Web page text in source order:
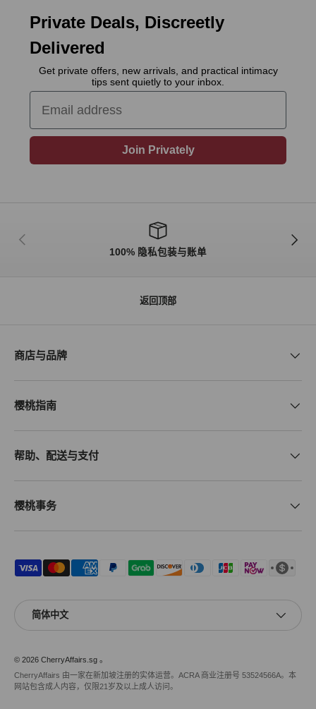
我们不建议从未知来源购买私密产品，因为质量、材料安全、真实
性和保修支持可能无法保证。
查看保修信息 →
联系我们 →
Private Deals, Discreetly
Delivered
Get private offers, new arrivals, and practical intimacy
tips sent quietly to your inbox.
Email
Join Privately
上一个商品
下一个
100% 隐私包装与账单
返回顶部
商店与品牌
樱桃指南
帮助、配送与支付
樱桃事务
接受的付款方式
语言
简体中文
© 2026 CherryAffairs.sg 。
CherryAffairs 由一家在新加坡注册的实体运营。ACRA 商业注册号 53524566A。本
网站包含成人内容，仅限21岁及以上成人访问。